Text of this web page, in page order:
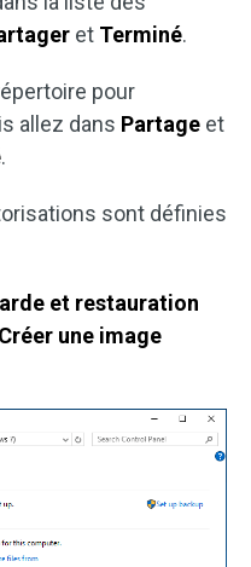
et Terminé.
pour
allez dans Partage et
.
sont définies
et restauration
Créer une image